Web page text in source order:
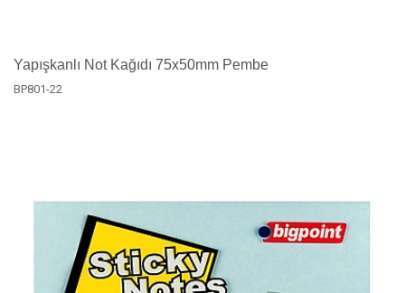
Yapışkanlı Not Kağıdı 75x50mm Pembe
BP801-22